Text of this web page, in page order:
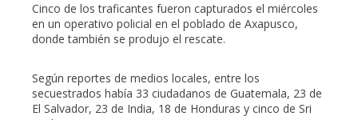
Cinco de los traficantes fueron capturados el miércoles
en un operativo policial en el poblado de Axapusco,
donde también se produjo el rescate.
Según reportes de medios locales, entre los
secuestrados había 33 ciudadanos de Guatemala, 23 de
El Salvador, 23 de India, 18 de Honduras y cinco de Sri